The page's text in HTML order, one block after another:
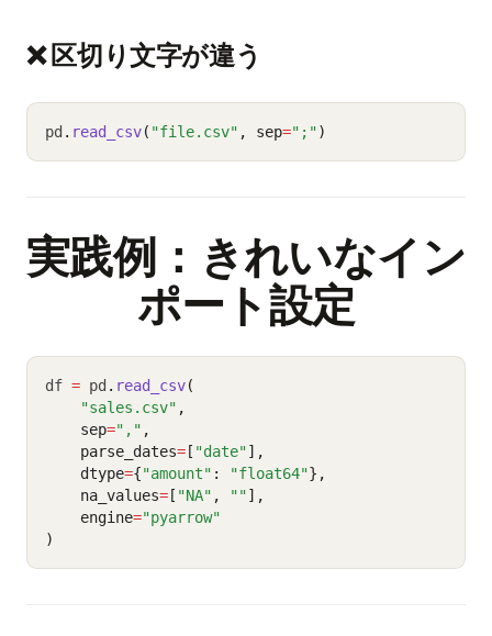
❌ 区切り文字が違う
pd . read_csv( "file.csv" , sep=";")
実践例：きれいなイン
ポート設定
df = pd . read_csv(
"sales.csv" ,
    sep
="," ,
    parse_dates
= [ "date"],
    dtype
={"amount" : "float64"},
    na_values
= [ "NA" , ""],
    engine
="pyarrow"
)